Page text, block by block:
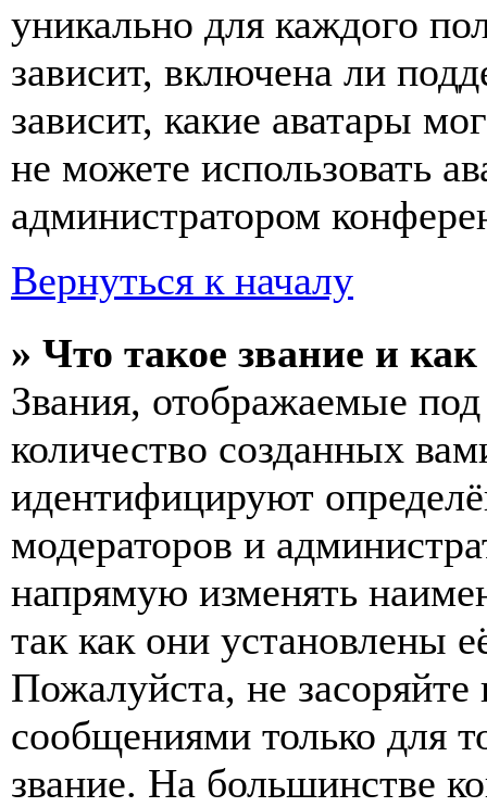
уникально для каждого
зависит, включена ли
зависит, какие аватары
не можете использовать
администратором
Вернуться к началу
» Что такое звание и
Звания, отображаемые
количество созданных
идентифицируют
модераторов и
напрямую изменять
так как они установлены
Пожалуйста, не
сообщениями только для
звание. На большинстве